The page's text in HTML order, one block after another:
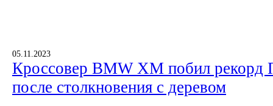
05.11.2023
Кроссовер BMW XM побил рекорд
после столкновения с деревом